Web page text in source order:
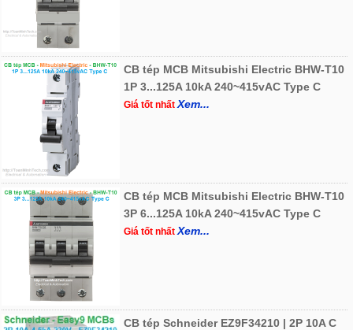
CB tép MCB Mitsubishi Electric BHW-T10
1P 3...125A 10kA 240~415vAC Type C
Giá tốt nhấtXem...
CB tép MCB Mitsubishi Electric BHW-T10
3P 6...125A 10kA 240~415vAC Type C
Giá tốt nhấtXem...
CB tép Schneider EZ9F34210 | 2P 10A C